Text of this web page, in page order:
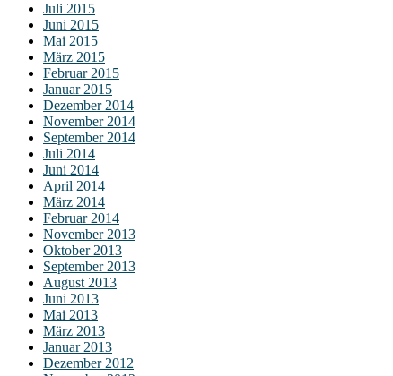
Juli 2015
Juni 2015
Mai 2015
März 2015
Februar 2015
Januar 2015
Dezember 2014
November 2014
September 2014
Juli 2014
Juni 2014
April 2014
März 2014
Februar 2014
November 2013
Oktober 2013
September 2013
August 2013
Juni 2013
Mai 2013
März 2013
Januar 2013
Dezember 2012